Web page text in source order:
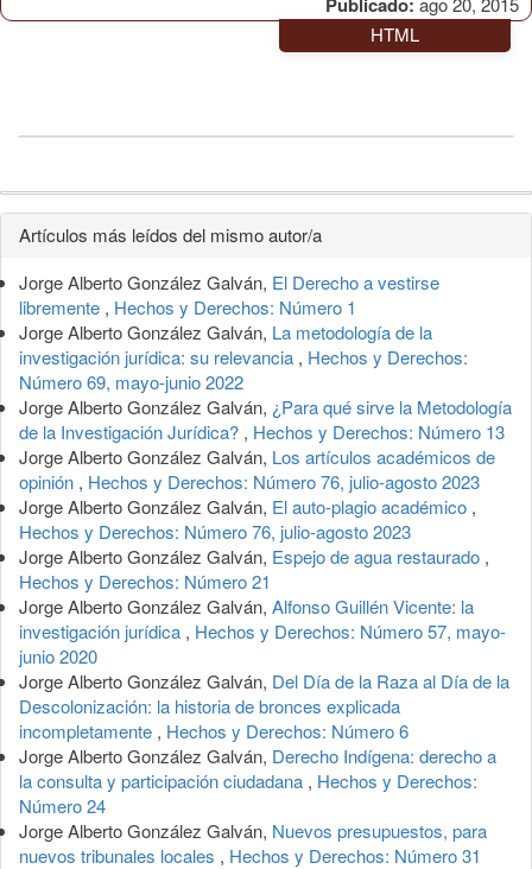
HTML
Detalles
del
artículo
Artículos más leídos del mismo autor/a
Jorge Alberto González Galván, El Derecho a vestirse
libremente , Hechos y Derechos: Número 1
Jorge Alberto González Galván, La metodología de la
investigación jurídica: su relevancia , Hechos y Derechos:
Número 69, mayo-junio 2022
Jorge Alberto González Galván, ¿Para qué sirve la Metodología
de la Investigación Jurídica? , Hechos y Derechos: Número 13
Jorge Alberto González Galván, Los artículos académicos de
opinión , Hechos y Derechos: Número 76, julio-agosto 2023
Jorge Alberto González Galván, El auto-plagio académico ,
Hechos y Derechos: Número 76, julio-agosto 2023
Jorge Alberto González Galván, Espejo de agua restaurado ,
Hechos y Derechos: Número 21
Jorge Alberto González Galván, Alfonso Guillén Vicente: la
investigación jurídica , Hechos y Derechos: Número 57, mayo-
junio 2020
Jorge Alberto González Galván, Del Día de la Raza al Día de la
Descolonización: la historia de bronces explicada
incompletamente , Hechos y Derechos: Número 6
Jorge Alberto González Galván, Derecho Indígena: derecho a
la consulta y participación ciudadana , Hechos y Derechos:
Número 24
Jorge Alberto González Galván, Nuevos presupuestos, para
nuevos tribunales locales , Hechos y Derechos: Número 31